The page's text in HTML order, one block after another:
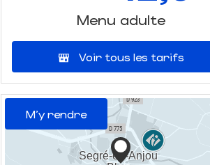
Menu adulte
Voir tous les tarifs
M'y rendre